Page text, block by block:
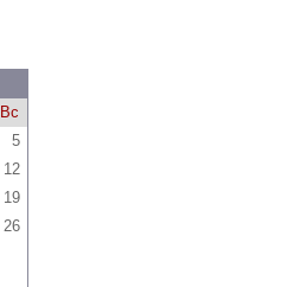
Вс
5
12
19
26